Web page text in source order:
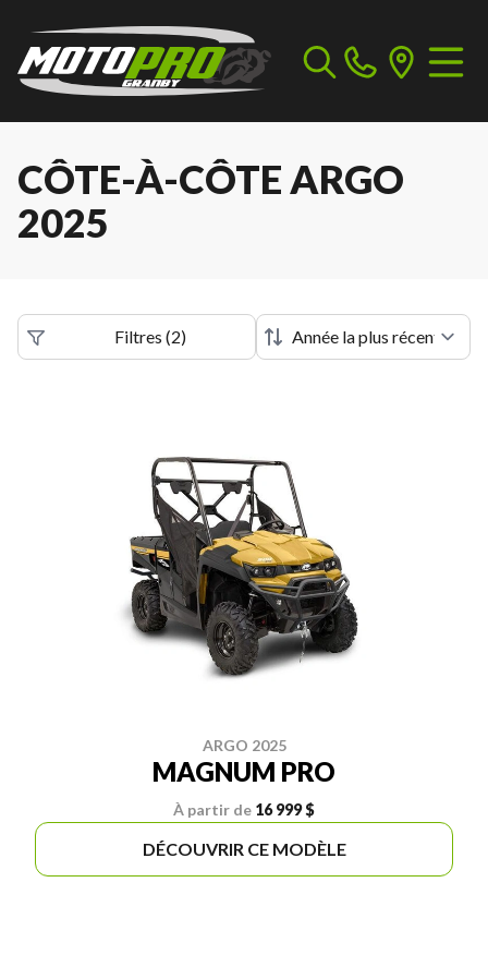
CÔTE-À-CÔTE ARGO
2025
Filtres (2)
ARGO 2025
MAGNUM PRO
À partir de 16 999 $
DÉCOUVRIR CE MODÈLE